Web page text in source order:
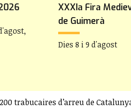
XXXIa Fira
de Guimerà
Dies 8 i 9 d'agost
trabucaires d’arreu de